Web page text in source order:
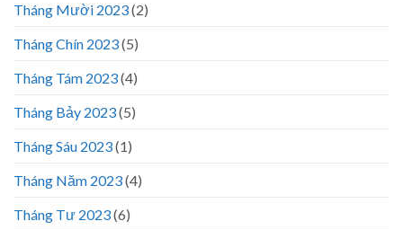
Tháng Mười 2023(2)
Tháng Chín 2023(5)
Tháng Tám 2023(4)
Tháng Bảy 2023(5)
Tháng Sáu 2023(1)
Tháng Năm 2023(4)
Tháng Tư 2023(6)